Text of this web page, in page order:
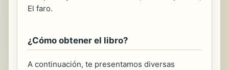
El faro.
¿Cómo obtener el libro?
A continuación, te presentamos diversas